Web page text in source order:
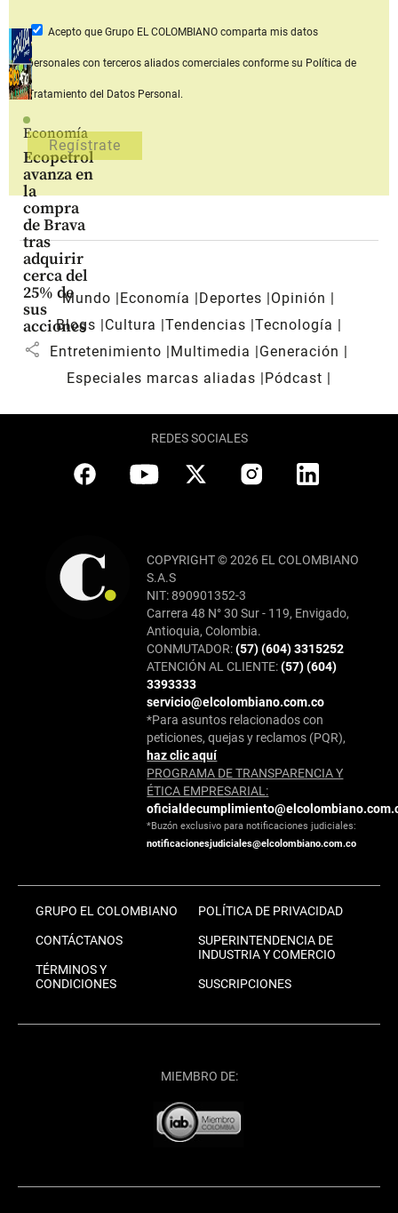
Economía
Ecopetrol
avanza en
la
compra
de Brava
tras
adquirir
cerca del
25% de
sus
acciones
share
Acepto que Grupo EL COLOMBIANOcomparta mis datos
personales con terceros aliados comerciales conforme su Política de
Tratamiento del Datos Personal.
Mundo Economía Deportes
Opinión
Blogs
Cultura Tendencias Tecnología
Entretenimiento
Multimedia
Generación
Especiales marcas aliadas
Pódcast
REDES SOCIALES
COPYRIGHT © 2026 EL COLOMBIANO
S.A.S
NIT: 890901352-3
Carrera 48 N° 30 Sur - 119, Envigado,
Antioquia, Colombia.
CONMUTADOR:(57) (604) 3315252
ATENCIÓN AL CLIENTE:(57) (604)
3393333
servicio@elcolombiano.com.co
*Para asuntos relacionados con
peticiones, quejas y reclamos (PQR),
haz clic aquí
PROGRAMA DE TRANSPARENCIA Y
ÉTICA EMPRESARIAL:
*Buzón exclusivo para notificaciones judiciales:
notificacionesjudiciales@elcolombiano.com.co
GRUPO EL COLOMBIANO
CONTÁCTANOS
TÉRMINOS Y
CONDICIONES
POLÍTICA DE PRIVACIDAD
SUPERINTENDENCIA DE
INDUSTRIA Y COMERCIO
SUSCRIPCIONES
MIEMBRO DE: